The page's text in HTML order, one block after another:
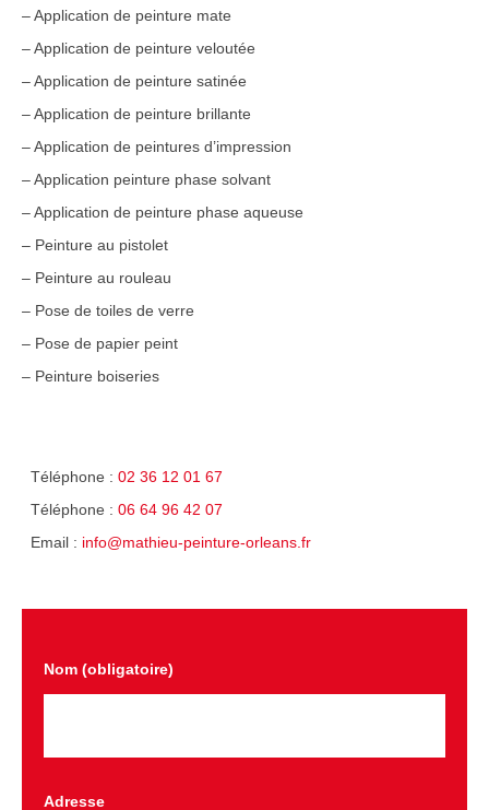
Contact
– Application de peinture mate
– Application de peinture veloutée
– Application de peinture satinée
– Application de peinture brillante
– Application de peintures d’impression
– Application peinture phase solvant
– Application de peinture phase aqueuse
– Peinture au pistolet
– Peinture au rouleau
– Pose de toiles de verre
– Pose de papier peint
– Peinture boiseries
Téléphone : 02 36 12 01 67
Téléphone : 06 64 96 42 07
Email : info@mathieu-peinture-orleans.fr
Nom (obligatoire)
Adresse